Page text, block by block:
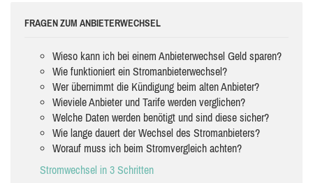
FRAGEN ZUM ANBIETERWECHSEL
Wieso kann ich bei einem Anbieterwechsel Geld sparen?
Wie funktioniert ein Stromanbieterwechsel?
Wer übernimmt die Kündigung beim alten Anbieter?
Wieviele Anbieter und Tarife werden verglichen?
Welche Daten werden benötigt und sind diese sicher?
Wie lange dauert der Wechsel des Stromanbieters?
Worauf muss ich beim Stromvergleich achten?
Stromwechsel in 3 Schritten